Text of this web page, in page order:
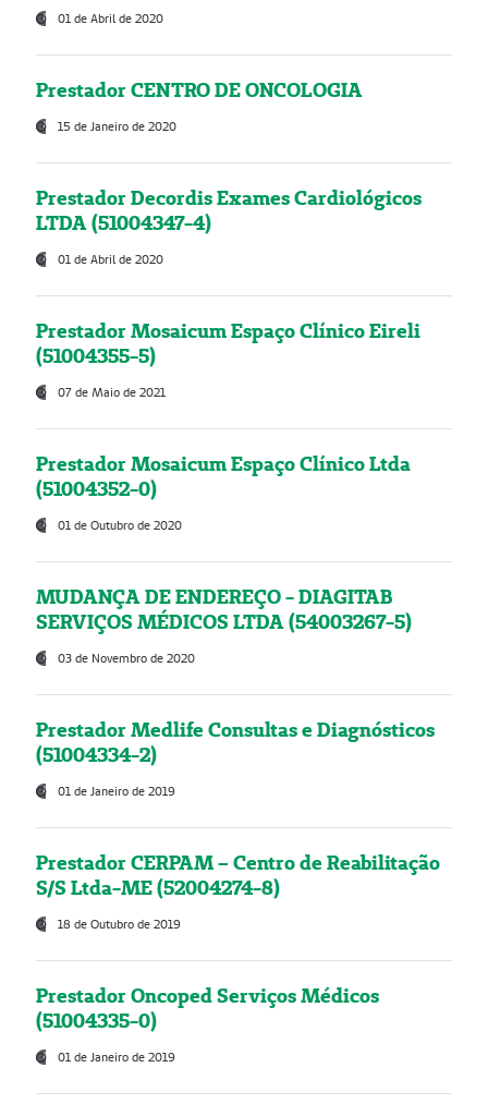
01 de Abril de 2020
Prestador CENTRO DE ONCOLOGIA
15 de Janeiro de 2020
Prestador Decordis Exames Cardiológicos
LTDA (51004347-4)
01 de Abril de 2020
Prestador Mosaicum Espaço Clínico Eireli
(51004355-5)
07 de Maio de 2021
Prestador Mosaicum Espaço Clínico Ltda
(51004352-0)
01 de Outubro de 2020
MUDANÇA DE ENDEREÇO - DIAGITAB
SERVIÇOS MÉDICOS LTDA (54003267-5)
03 de Novembro de 2020
Prestador Medlife Consultas e Diagnósticos
(51004334-2)
01 de Janeiro de 2019
Prestador CERPAM – Centro de Reabilitação
S/S Ltda-ME (52004274-8)
18 de Outubro de 2019
Prestador Oncoped Serviços Médicos
(51004335-0)
01 de Janeiro de 2019